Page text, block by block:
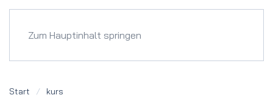
Zum Hauptinhalt springen
Start kurs